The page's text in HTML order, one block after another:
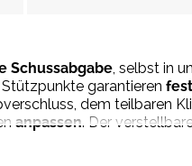
Schussabgabe, selbst in
garantieren
dem teilbaren
anpassen. Der